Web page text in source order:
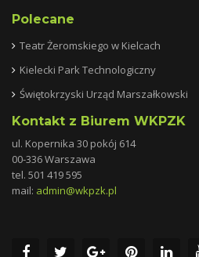
Polecane
Teatr Żeromskiego w Kielcach
Kielecki Park Technologiczny
Świętokrzyski Urząd Marszałkowski
Kontakt z Biurem WKPZK
ul. Kopernika 30 pokój 614
00-336 Warszawa
tel. 501 419 595
mail: admin@wkpzk.pl